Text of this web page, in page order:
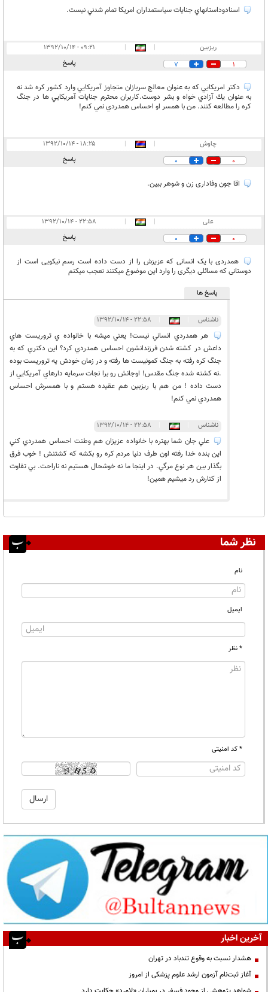
اسنادوداستانهاي جنايات سياستمداران امريكا تمام شدني نيست.
ريزبين |
|
۰۹:۲۱ - ۱۳۹۲/۱۰/۱۴
1
7 پاسخ
دكتر امريكايي كه به عنوان معالج سربازان متجاوز آمريكايي وارد كشور كره شد نه
به عنوان يك آزادي خواه و بشر دوست.كاربران محترم جنايات آمريكايي ها در جنگ
كره را مطالعه كنند. من با همسر او احساس همدردي نمي كنم!
چاوش |
|
۱۸:۲۵ - ۱۳۹۲/۱۰/۱۴
0
0 پاسخ
اقا جون وفاداری زن و شوهر ببین.
علی |
|
۲۲:۵۸ - ۱۳۹۲/۱۰/۱۴
0
0 پاسخ
همدردی با یک انسانی که عزیزش را از دست داده است رسم نیکویی است از
دوستانی که مسائلی دیگری را وارد این موضوع میکنند تعجب میکنم
پاسخ ها
ناشناس ۲۲:۵۸ - ۱۳۹۲/۱۰/۱۴
هر همدردي انساني نيست! يعني ميشه با خانواده ي تروريست هاي
داعش در كشته شدن فرزندانشون احساس همدردي كرد؟ اين دكتري كه به
جنگ كره رفته به جنگ كمونيست ها رفته و در زمان خودش يه تروريست بوده
.نه كشته شده جنگ مقدس! اوجانش رو برا نجات سرمايه دارهاي آمريكايي از
دست داده ! من هم با ريزبين هم عقيده هستم و با همسرش احساس
همدردي نمي كنم!
ناشناس ۲۲:۵۸ - ۱۳۹۲/۱۰/۱۴
علي جان شما بهتره با خانواده عزيزان هم وطنت احساس همدردي كني
اين بنده خدا رفته اون طرف دنيا مردم كره رو بكشه كه كشتنش ! خوب فرق
بگذار بين هر نوع مرگي. در اينجا ما نه خوشحال هستيم نه ناراحت. بي تفاوت
از كنارش رد ميشيم همين!
نظر شما
نام
ایمیل
* نظر
* کد امنیتی
آخرین اخبار
هشدار نسبت به وقوع تندباد در تهران
آغاز ثبت‌نام آزمون ارشد علوم پزشکی از امروز